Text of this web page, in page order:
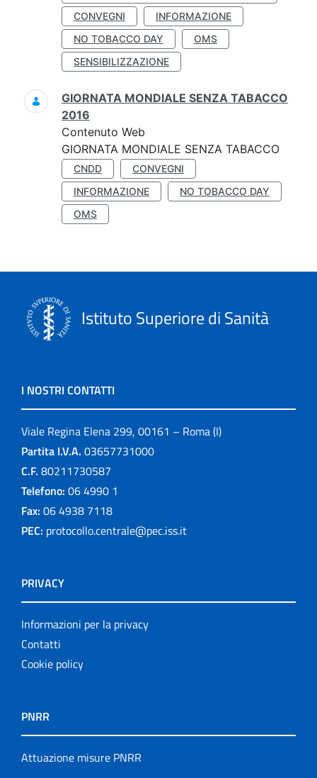
CONVEGNI
INFORMAZIONE
NO TOBACCO DAY
OMS
SENSIBILIZZAZIONE
GIORNATA MONDIALE SENZA TABACCO
2016
Contenuto Web
GIORNATA MONDIALE SENZA TABACCO
CNDD
CONVEGNI
INFORMAZIONE
NO TOBACCO DAY
OMS
Istituto Superiore di Sanità
I NOSTRI CONTATTI
Viale Regina Elena 299, 00161 – Roma (I)
Partita I.V.A. 03657731000
C.F. 80211730587
Telefono: 06 4990 1
Fax: 06 4938 7118
PEC: protocollo.centrale@pec.iss.it
PRIVACY
Informazioni per la privacy
Contatti
Cookie policy
PNRR
Attuazione misure PNRR